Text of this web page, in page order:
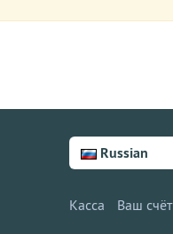
Russian
Касса Ваш счёт